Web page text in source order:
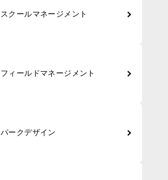
スクールマネージメント
フィールドマネージメント
パークデザイン